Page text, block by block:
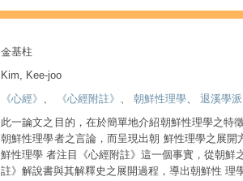
金基柱
Kim, Kee-joo
《心經》 、 《心經附註》 、 朝鮮性理學、 退溪學派
此一論文之目的，在於簡單地介紹朝鮮性理學之特
朝鮮性理學者之言論，而呈現出朝 鮮性理學之展
鮮性理學 者注目《心經附註》這一個事實，從朝鮮
註》解說書與其解釋史之展開過程，導出朝鮮性 理